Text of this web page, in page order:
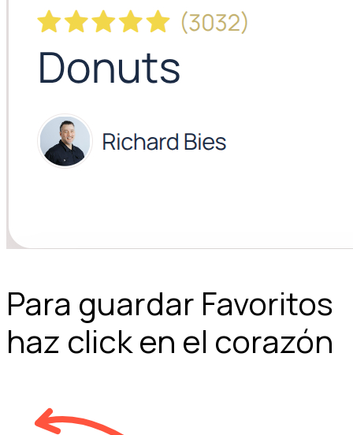
Para guardar Favoritos
haz click en el corazón